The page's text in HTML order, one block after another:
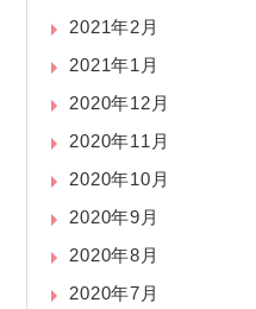
2021年2月
2021年1月
2020年12月
2020年11月
2020年10月
2020年9月
2020年8月
2020年7月